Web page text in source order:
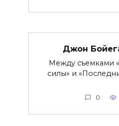
Джон
Между съемками
силы» и
0